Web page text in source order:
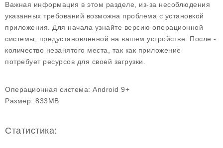
Важная информация в этом разделе, из-за несоблюдения
указанных требований возможна проблема с установкой
приложения. Для начала узнайте версию операционной
системы, предустановленной на вашем устройстве. После -
количество незанятого места, так как приложение
потребует ресурсов для своей загрузки.
Операционная система: Android 9+
Размер: 833MB
Статистика: